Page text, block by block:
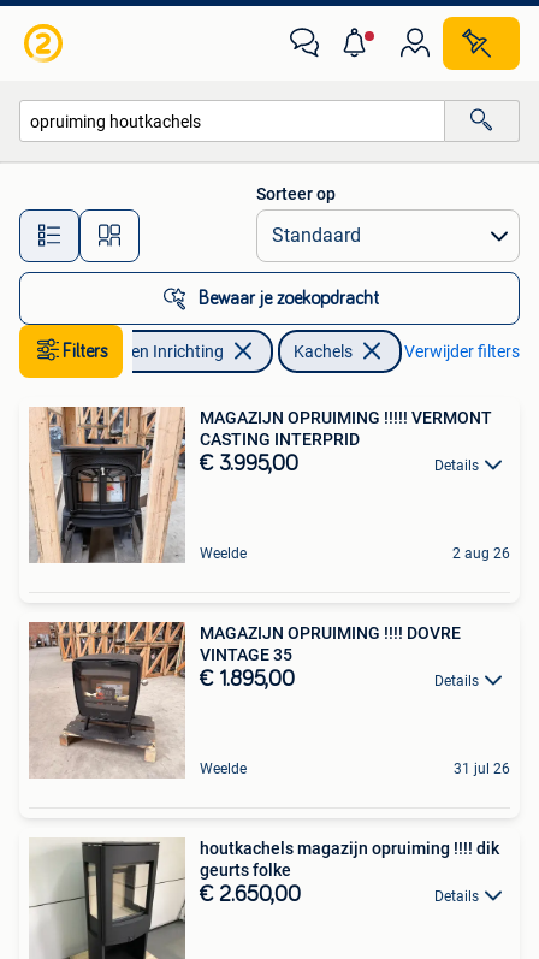
Alle afstanden…
Sorteer op
Bewaar je zoekopdracht
FiltersHuis en Inrichting Kachels Verwijder filters
MAGAZIJN OPRUIMING !!!!! VERMONT
CASTING INTERPRID
€ 3.995,00 Details
Weelde 2 aug 26
MAGAZIJN OPRUIMING !!!! DOVRE
VINTAGE 35
€ 1.895,00 Details
Weelde 31 jul 26
houtkachels magazijn opruiming !!!! dik
geurts folke
€ 2.650,00 Details